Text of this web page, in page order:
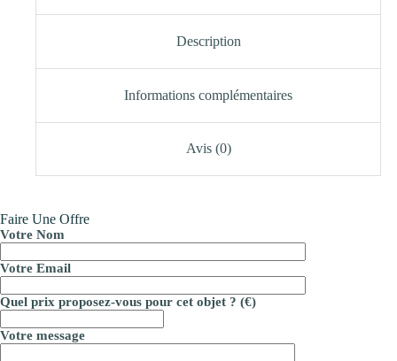
Description
Informations complémentaires
Avis (0)
Faire Une Offre
Votre Nom
Votre Email
Quel prix proposez-vous pour cet objet ? (€)
Votre message